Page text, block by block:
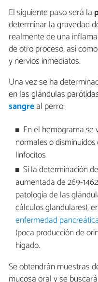
El siguiente paso será la
determinar la gravedad
realmente de una
de otro proceso, así
y nervios inmediatos.
Una vez se ha
en las glándulas
sangreal perro:
En el hemograma
normales o
linfocitos.
Si la determinación
aumentada de 269-
patología de las
cálculos glandulares),
enfermedad
(poca producción de
hígado.
Se obtendrán muestras
mucosa oral y se